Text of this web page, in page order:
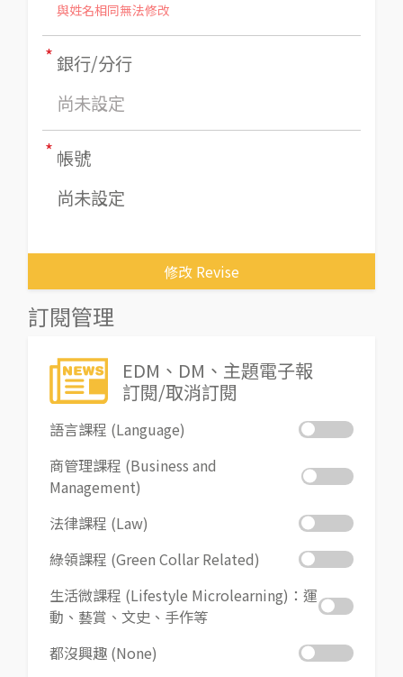
與姓名相同無法修改
*銀行/分行
尚未設定
* 帳號
尚未設定
修改 Revise
訂閱管理
EDM、DM、主題電子報
訂閱/取消訂閱
語言課程 (Language)
商管理課程 (Business and
Management)
法律課程 (Law)
綠領課程 (Green Collar Related)
生活微課程 (Lifestyle Microlearning)：運
動、藝賞、文史、手作等
都沒興趣 (None)